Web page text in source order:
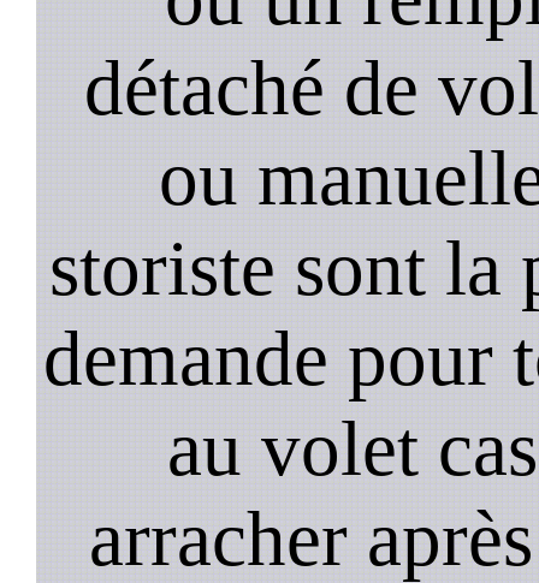
détaché de
ou
storiste sont la
demande pour
au volet
arracher